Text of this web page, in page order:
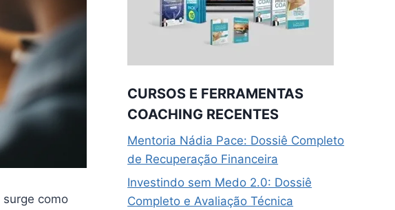
surge como
CURSOS E FERRAMENTAS
COACHING RECENTES
Mentoria Nádia Pace: Dossiê Completo
de Recuperação Financeira
Investindo sem Medo 2.0: Dossiê
Completo e Avaliação Técnica